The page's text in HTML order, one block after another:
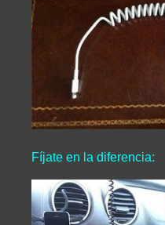
Fíjate en la diferencia: